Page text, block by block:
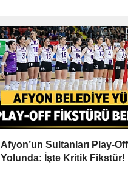
Afyon’un Sultanları Play-Off
Yolunda: İşte Kritik Fikstür!